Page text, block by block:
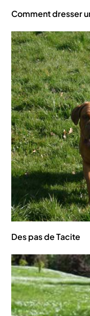
Comment dresser
Des pas de Tacite